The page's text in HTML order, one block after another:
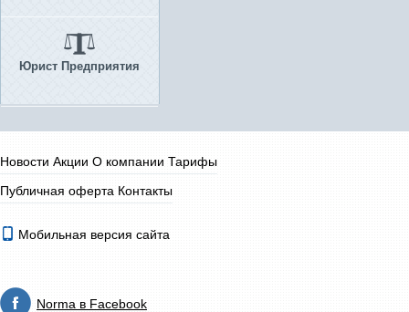
Юрист Предприятия
Новости Акции О компании Тарифы
Публичная оферта Контакты
Мобильная версия сайта
Norma в Facebook